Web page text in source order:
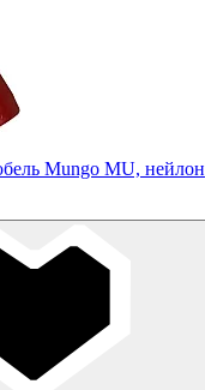
Mungo MU, нейлон